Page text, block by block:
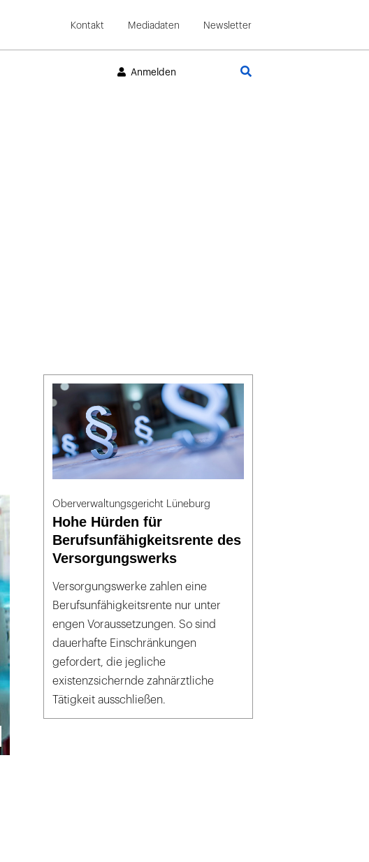
Kontakt Mediadaten Newsletter
Anmelden
Oberverwaltungsgericht Lüneburg
Hohe Hürden für
Berufsunfähigkeitsrente des
Versorgungswerks
Versorgungswerke zahlen eine
Berufsunfähigkeitsrente nur unter
engen Voraussetzungen. So sind
dauerhafte Einschränkungen
gefordert, die jegliche
existenzsichernde zahnärztliche
Tätigkeit ausschließen.